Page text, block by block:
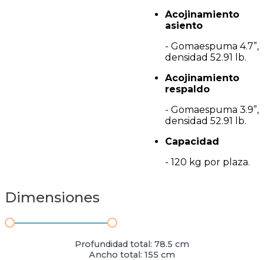
Acojinamiento
asiento
- Gomaespuma 4.7”,
densidad 52.91 lb.
Acojinamiento
respaldo
- Gomaespuma 3.9”,
densidad 52.91 lb.
Capacidad
- 120 kg por plaza.
Dimensiones
Profundidad total: 78.5 cm
Ancho total: 155 cm